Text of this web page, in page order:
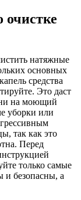
натяжные
основных
средства
Это даст
на моющий
уборки или
так как это
Перед
только самые
и безопасны, а